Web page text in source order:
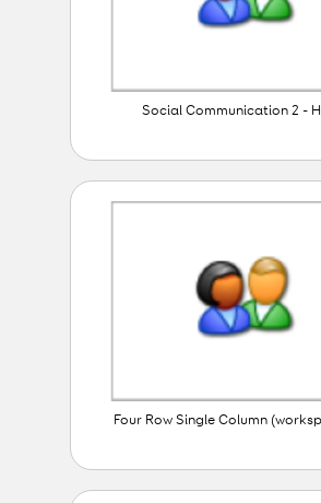
Social Communication 2 -
Four Row Single Column